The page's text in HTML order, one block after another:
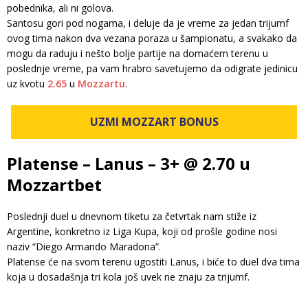
pobednika, ali ni golova.
Santosu gori pod nogama, i deluje da je vreme za jedan trijumf
ovog tima nakon dva vezana poraza u šampionatu, a svakako da
mogu da raduju i nešto bolje partije na domaćem terenu u
poslednje vreme, pa vam hrabro savetujemo da odigrate jedinicu
uz kvotu 2.65 u Mozzartu.
UZMI MOZZART BONUS
Platense – Lanus – 3+ @ 2.70 u
Mozzartbet
Poslednji duel u dnevnom tiketu za četvrtak nam stiže iz
Argentine, konkretno iz Liga Kupa, koji od prošle godine nosi
naziv “Diego Armando Maradona”.
Platense će na svom terenu ugostiti Lanus, i biće to duel dva tima
koja u dosadašnja tri kola još uvek ne znaju za trijumf.